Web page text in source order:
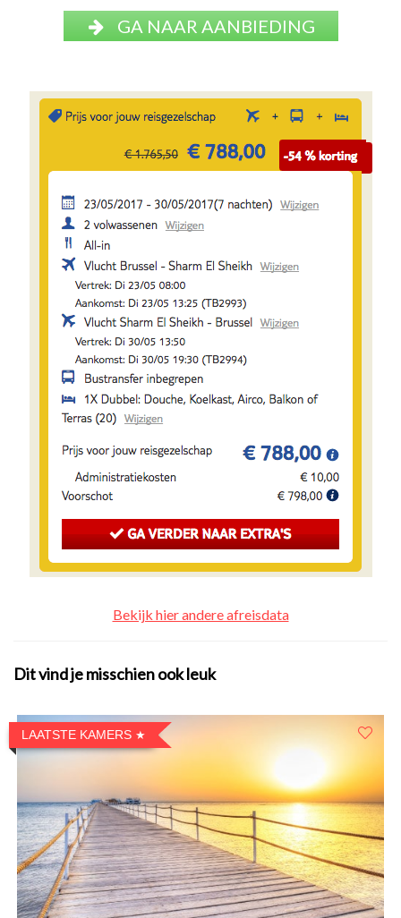
GA NAAR AANBIEDING
Bekijk hier andere afreisdata
Dit vind je misschien ook leuk
LAATSTE KAMERS